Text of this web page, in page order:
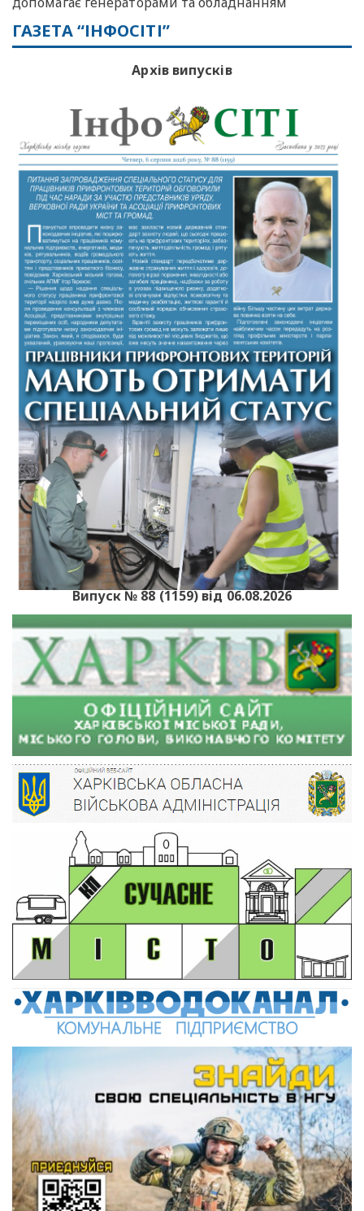
ГАЗЕТА “ІНФОСІТІ”
Архів випусків
Випуск № 88 (1159) від 06.08.2026